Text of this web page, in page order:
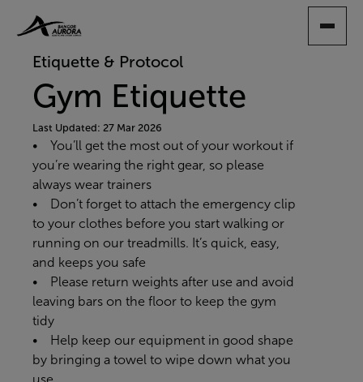
CONTENTEtiquette & Protocol
Gym Etiquette
Last Updated: 27 Mar 2026
• You’ll get the most out of your workout if
you’re wearing the right gear, so please
always wear trainers
• Don’t forget to attach the emergency clip
to your clothes before you start walking or
running on our treadmills. It’s quick, easy,
and keeps you safe
• Please return weights after use and avoid
leaving bars on the floor to keep the gym
tidy
• Help keep our equipment in good shape
by bringing a towel to wipe down what you
use.